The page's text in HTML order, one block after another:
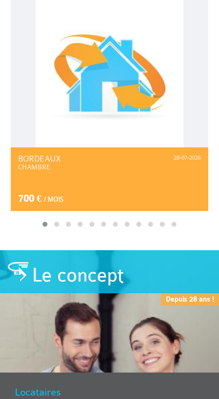
28-07-2026
BORDEAUX
CHAMBRE
700 € / MOIS
Le concept
Depuis 28 ans !
Locataires